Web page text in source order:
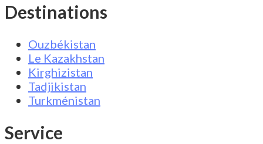
Destinations
Ouzbékistan
Le Kazakhstan
Kirghizistan
Tadjikistan
Turkménistan
Service